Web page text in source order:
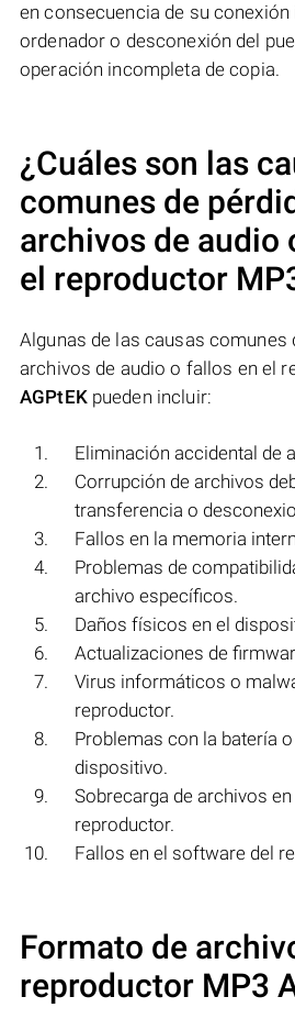
en consecuencia de su
ordenador o desconexión del
operación incompleta de copia.
¿Cuáles son las
comunes de
archivos de audio
el reproductor
Algunas de las causas comunes
archivos de audio o fallos en el
AGPtEKpueden incluir:
Eliminación accidental de
Corrupción de archivos
transferencia o
Fallos en la memoria
Problemas de
archivo específicos.
Daños físicos en el
Actualizaciones de
Virus informáticos o
reproductor.
Problemas con la batería
dispositivo.
Sobrecarga de archivos
reproductor.
Fallos en el software del
Formato de
reproductor MP3